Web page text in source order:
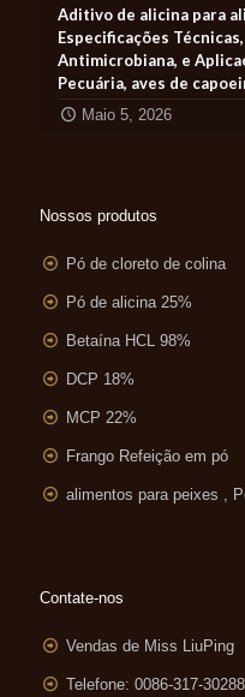
Aditivo de alicina para
Especificações
Antimicrobiana, e
Pecuária, aves de
Maio 5, 2026
Nossos produtos
Pó de cloreto de colina
Pó de alicina 25%
Betaína HCL 98%
DCP 18%
MCP 22%
Frango Refeição em pó
alimentos para peixes ,
Contate-nos
Vendas de Miss LiuPing
Telefone: 0086-317-